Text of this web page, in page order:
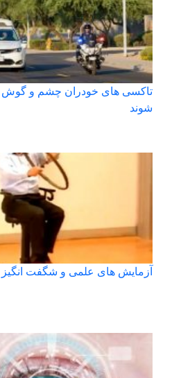
تاکسی های خودران چشم و گوش
شوند
آزمایش های علمی و شگفت انگیز